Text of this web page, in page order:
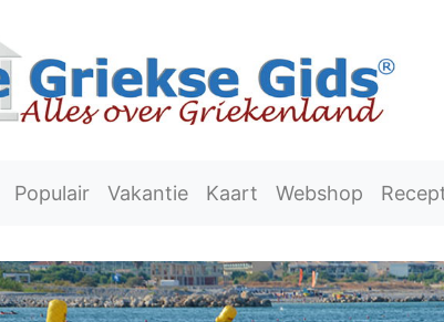
Populair Vakantie Kaart Webshop